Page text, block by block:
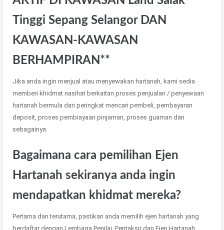
Tinggi Sepang Selangor DAN
KAWASAN-KAWASAN
BERHAMPIRAN**
Jika anda ingin menjual atau menyewakan hartanah, kami sedia
memberi khidmat nasihat berkaitan proses penjualan / penyewaan
hartanah bermula dari peringkat mencari pembeli, pembayaran
deposit, proses pembiayaan pinjaman, proses guaman dan
sebagainya.
Bagaimana cara pemilihan Ejen
Hartanah sekiranya anda ingin
mendapatkan khidmat mereka?
Pertama dan terutama, pastikan anda memilih ejen hartanah yang
berdaftar dengan Lembaga Penilai, Pentaksir dan Ejen Hartanah